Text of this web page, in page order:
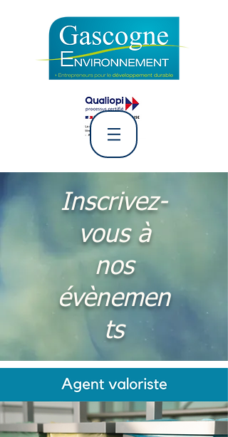
L' Association Gascogne
Environnement
Inscrivez-
vous à
nos
évènemen
ts